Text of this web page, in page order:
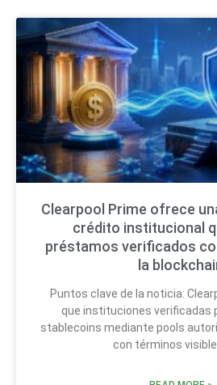
Clearpool Prime ofrece
crédito institucional
préstamos verificados
la
Puntos clave de la noticia:
que instituciones verificadas
stablecoins mediante pools
con términos